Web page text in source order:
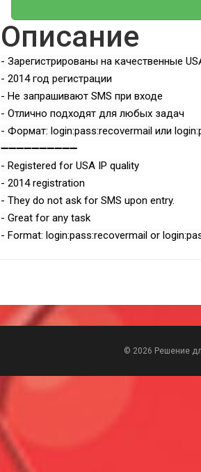
Описание
- Зарегистрированы на качественные
- 2014 год регистрации
- Не запрашивают SMS при входе
- Отлично подходят для любых задач
- Формат: login:pass:recovermail или
➖➖➖➖➖➖➖➖➖➖
- Registered for USA IP quality
- 2014 registration
- They do not ask for SMS upon entry.
- Great for any task
- Format: login:pass:recovermail or
© 2026 Решение